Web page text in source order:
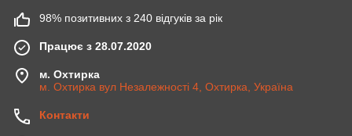
98% позитивних з 240 відгуків за рік
Працює з 28.07.2020
м. Охтирка
м. Охтирка вул Незалежності 4, Охтирка, Україна
Контакти